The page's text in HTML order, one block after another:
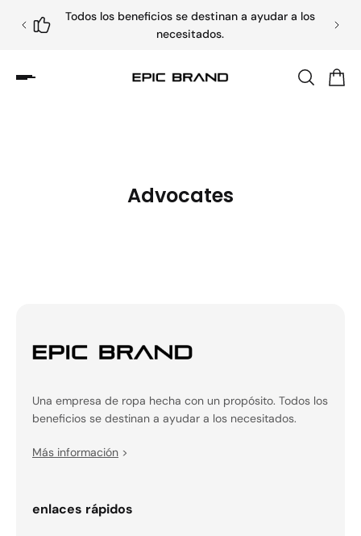
Todos los beneficios se destinan a ayudar a los
necesitados.
Advocates
Una empresa de ropa hecha con un propósito. Todos los
beneficios se destinan a ayudar a los necesitados.
Más información >
enlaces rápidos